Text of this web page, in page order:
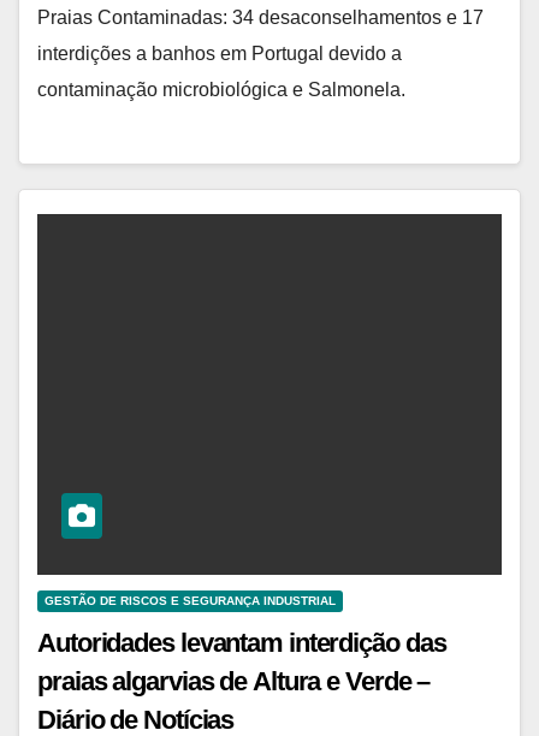
Praias Contaminadas: 34 desaconselhamentos e 17
interdições a banhos em Portugal devido a
contaminação microbiológica e Salmonela.
GESTÃO DE RISCOS E SEGURANÇA INDUSTRIAL
Autoridades levantam interdição das
praias algarvias de Altura e Verde –
Diário de Notícias